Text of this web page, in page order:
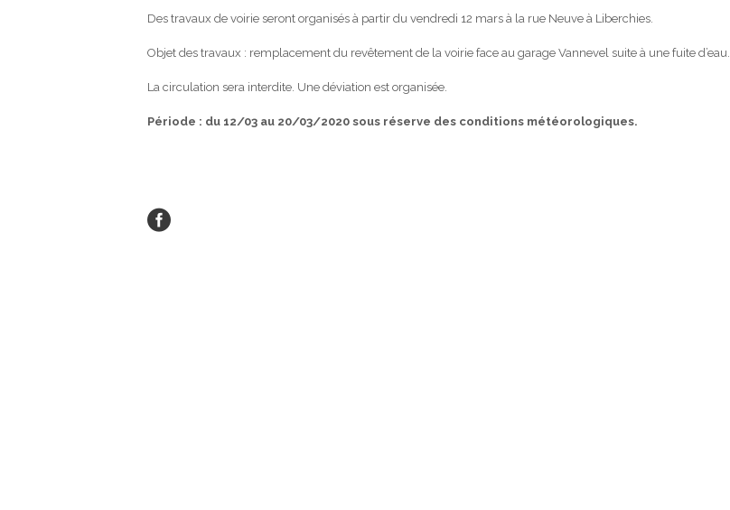
Des travaux de voirie seront organisés à partir du vendredi 12 mars à la rue Neuve à Liberchies.
Objet des travaux : remplacement du revêtement de la voirie face au garage Vannevel suite à une fuite d’eau.
La circulation sera interdite. Une déviation est organisée.
Période : du 12/03 au 20/03/2020 sous réserve des conditions météorologiques.